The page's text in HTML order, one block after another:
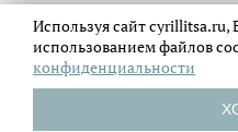
Используя сайт cyrillitsa.ru,
использованием файлов
конфиденциальности